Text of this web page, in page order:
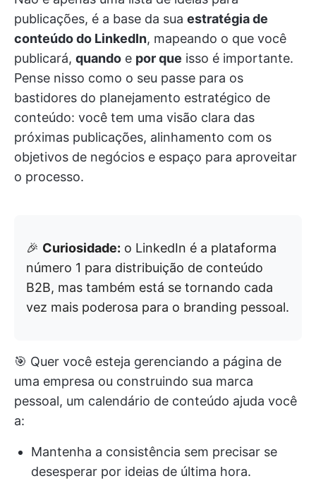
publicações, é a base da sua estratégia de
conteúdo do LinkedIn, mapeando o que você
publicará, quando e por que isso é importante.
Pense nisso como o seu passe para os
bastidores do planejamento estratégico de
conteúdo: você tem uma visão clara das
próximas publicações, alinhamento com os
objetivos de negócios e espaço para aproveitar
o processo.
🎉 Curiosidade: o LinkedIn é a plataforma
número 1 para distribuição de conteúdo
B2B, mas também está se tornando cada
vez mais poderosa para o branding pessoal.
🎯 Quer você esteja gerenciando a página de
uma empresa ou construindo sua marca
pessoal, um calendário de conteúdo ajuda você
a:
Mantenha a consistência sem precisar se
desesperar por ideias de última hora.